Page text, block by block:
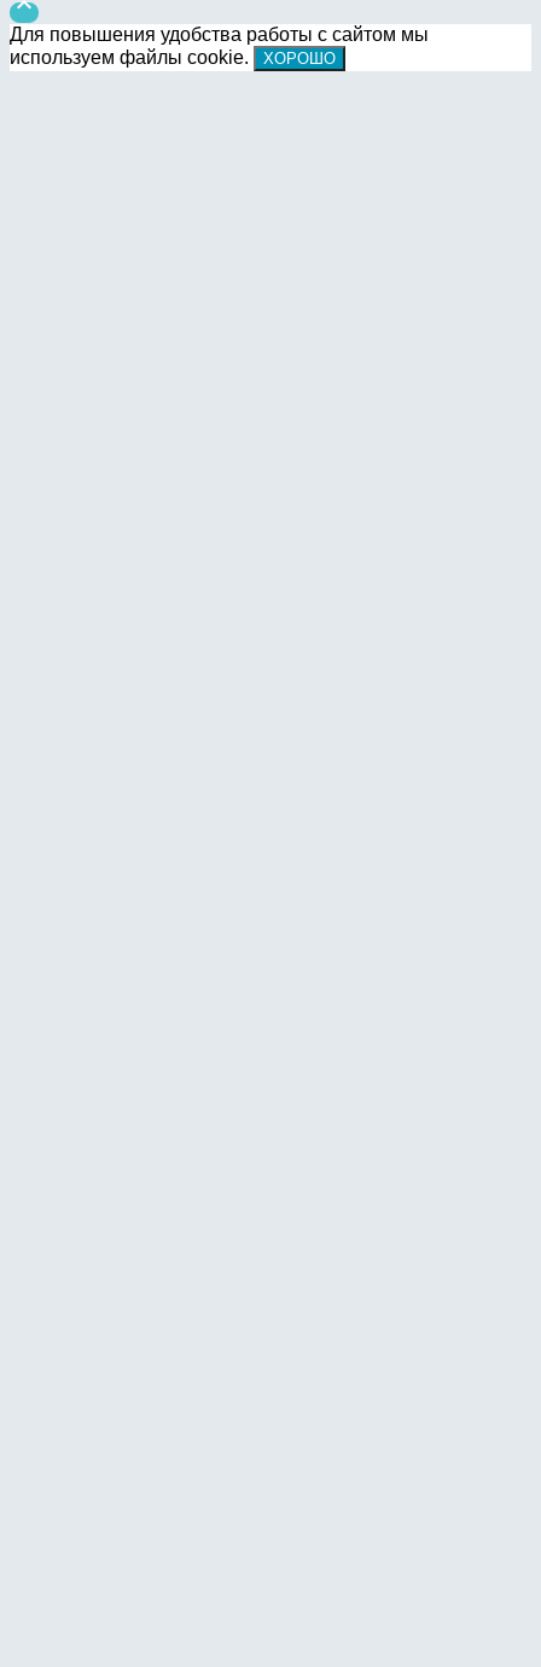
Для повышения удобства работы с сайтом мы
используем файлы cookie.
ХОРОШО